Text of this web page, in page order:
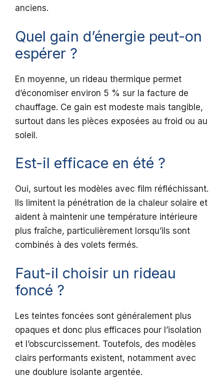
anciens.
Quel gain d’énergie peut-on
espérer ?
En moyenne, un rideau thermique permet
d’économiser environ 5 % sur la facture de
chauffage. Ce gain est modeste mais tangible,
surtout dans les pièces exposées au froid ou au
soleil.
Est-il efficace en été ?
Oui, surtout les modèles avec film réfléchissant.
Ils limitent la pénétration de la chaleur solaire et
aident à maintenir une température intérieure
plus fraîche, particulièrement lorsqu’ils sont
combinés à des volets fermés.
Faut-il choisir un rideau
foncé ?
Les teintes foncées sont généralement plus
opaques et donc plus efficaces pour l’isolation
et l’obscurcissement. Toutefois, des modèles
clairs performants existent, notamment avec
une doublure isolante argentée.